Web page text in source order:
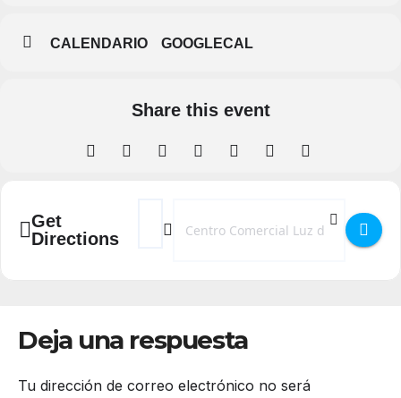
CALENDARIO GOOGLECAL
Share this event
Get
Directions
Address - Cartelera Cines Luz de Castilla []
Destination Address - Cartelera
Deja una respuesta
Tu dirección de correo electrónico no será